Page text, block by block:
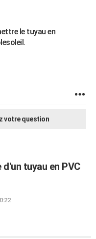
le tuyau en
votre question
tuyau en PVC